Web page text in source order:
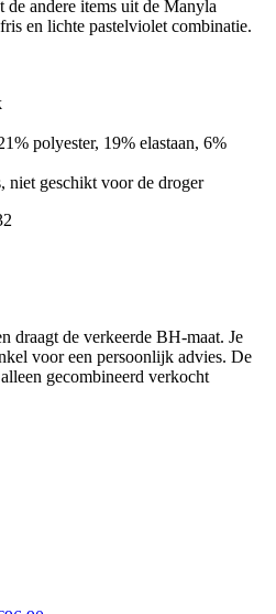
andere items uit de Manyla
en lichte pastelviolet combinatie.
polyester, 19% elastaan, 6%
niet geschikt voor de droger
draagt de verkeerde BH-maat. Je
voor een persoonlijk advies. De
gecombineerd verkocht